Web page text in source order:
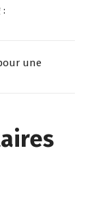
:
une